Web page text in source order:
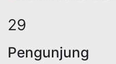
36
Pengunjung